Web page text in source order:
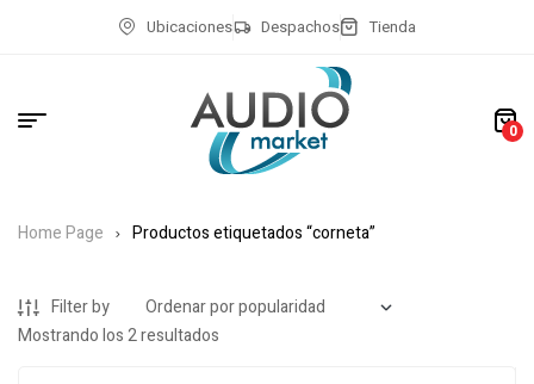
Ubicaciones Despachos Tienda
0
Home Page Productos etiquetados “corneta”
Filter by
Mostrando los 2 resultados